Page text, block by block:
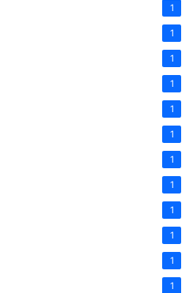
1
1
1
1
1
1
1
1
1
1
1
1